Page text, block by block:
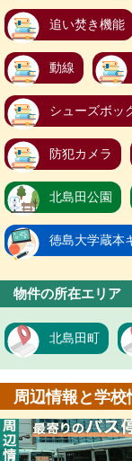
追い焚き機能
動線
シューズボッ
防犯カメラ
北島田公園
徳島大学蔵本
物件の所在エリア
北島田町
周辺情報と学校